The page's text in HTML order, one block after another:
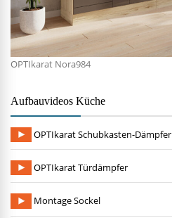
OPTIkarat Nora984
Aufbauvideos Küche
OPTIkarat Schubkasten-Dämpfer
OPTIkarat Türdämpfer
Montage Sockel